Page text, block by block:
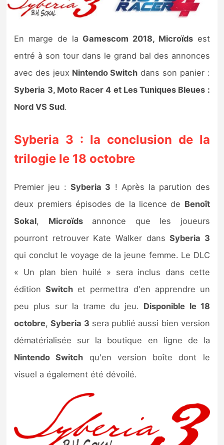
Tests et previews
Tests de jeux
Tests d’accessoires
Autres tests
Précommandes
Sorties de jeux
Bons plans
Guides
En marge de la Gamescom 2018, Microïdsest
entré à son tour dans le grand bal des annonces
avec des jeux Nintendo Switch dans son panier :
Syberia 3, Moto Racer 4 et Les Tuniques Bleues :
Nord VS Sud.
Syberia 3 : la conclusion de la
trilogie le 18 octobre
Premier jeu :Syberia 3 ! Après la parution des
deux premiers épisodes de la licence de Benoît
Sokal, Microïdsannonce que les joueurs
pourront retrouver Kate Walker dansSyberia 3
qui conclut le voyage de la jeune femme. Le DLC
« Un plan bien huilé » sera inclus dans cette
éditionSwitch et permettra d'en apprendre un
peu plus sur la trame du jeu. Disponible le 18
octobre,Syberia 3 sera publié aussi bien version
dématérialisée sur la boutique en ligne de la
Nintendo Switch qu'en version boîte dont le
visuel a également été dévoilé.